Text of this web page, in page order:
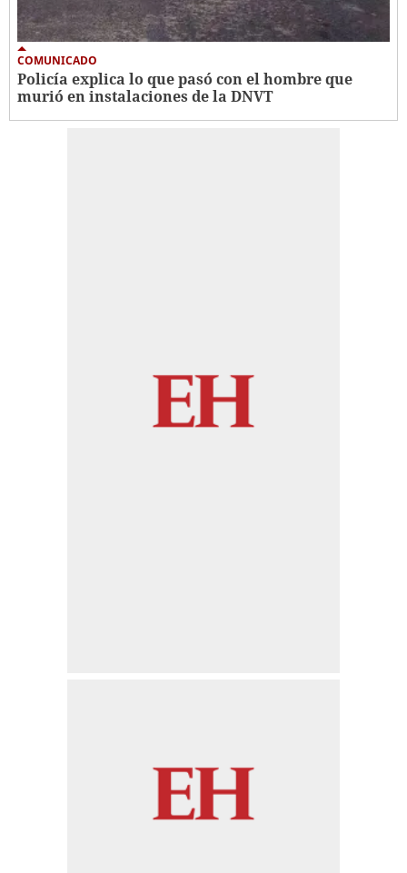
COMUNICADO
Policía explica lo que pasó con el hombre que
murió en instalaciones de la DNVT